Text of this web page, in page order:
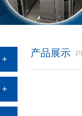
产品展示